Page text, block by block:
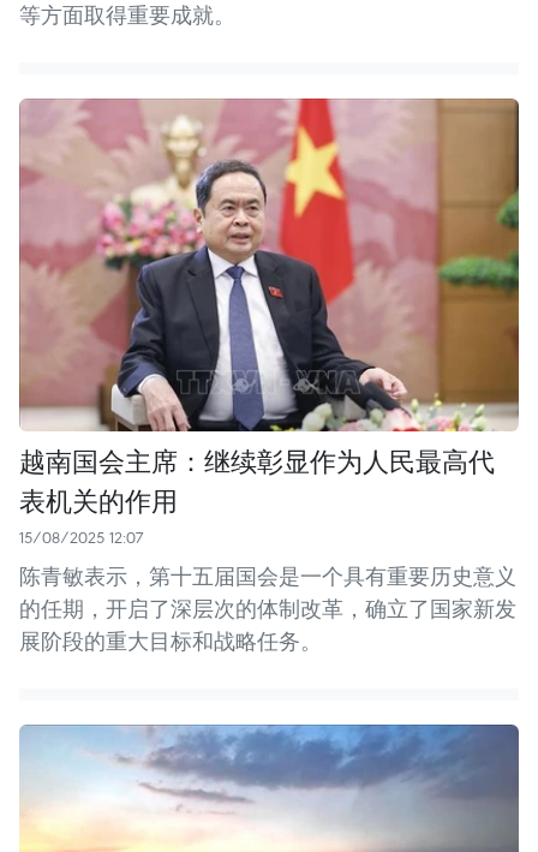
等方面取得重要成就。
越南国会主席：继续彰显作为人民最高代
表机关的作用
15/08/2025 12:07
陈青敏表示，第十五届国会是一个具有重要历史意义
的任期，开启了深层次的体制改革，确立了国家新发
展阶段的重大目标和战略任务。